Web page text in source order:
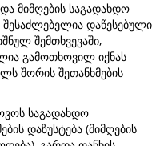
და მიმღების საგადახდო
შესაძლებელია დაწესებული
შემთხვევაში,
გამოთხოვილ იქნას
შორის შეთანხმების
საგადახდო
დაზუსტება (მიმღების